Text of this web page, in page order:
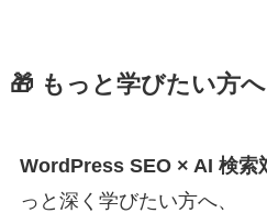
🎁 もっと学びたい方へ
WordPress SEO × AI 検索
っと深く学びたい方へ、